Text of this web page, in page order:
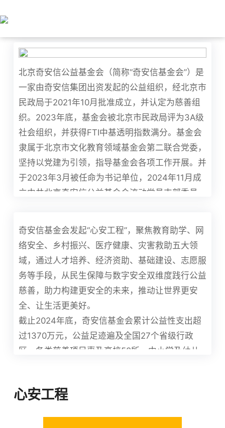
北京奇安信公益基金会（简称“奇安信基金会”）是
一家由奇安信集团出资发起的公益组织，经北京市
民政局于2021年10月批准成立，并认定为慈善组
织。2023年底，基金会被北京市民政局评为3A级
社会组织，并获得FTI中基透明指数满分。基金会
隶属于北京市文化教育领域基金会第二联合党委，
坚持以党建为引领，指导基金会各项工作开展。并
于2023年3月被任命为书记单位，2024年11月成
立中共北京奇安信公益基金会流动党员支部委员
奇安信基金会发起“心安工程”，聚焦教育助学、网
络安全、乡村振兴、医疗健康、灾害救助五大领
域，通过人才培养、经济资助、基础建设、志愿服
务等手段，从民生保障与数字安全双维度践行公益
慈善，助力构建更安全的未来，推动让世界更安
全、让生活更美好。
截止2024年底，奇安信基金会累计公益性支出超
过1370万元，公益足迹遍及全国27个省级行政
区，各类慈善项目惠及高校58所、中小学及幼儿
心安工程